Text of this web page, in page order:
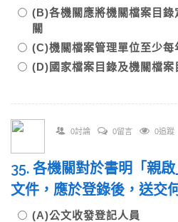
(B)各機關應將機關檔案目
關
(C)機關檔案管理單位至少
(D)國家檔案目錄及機關檔案
0討論 0留言 0追蹤
35. 各機關對於書明「親
文件，應於登錄後，送交
(A)公文收發登記人員